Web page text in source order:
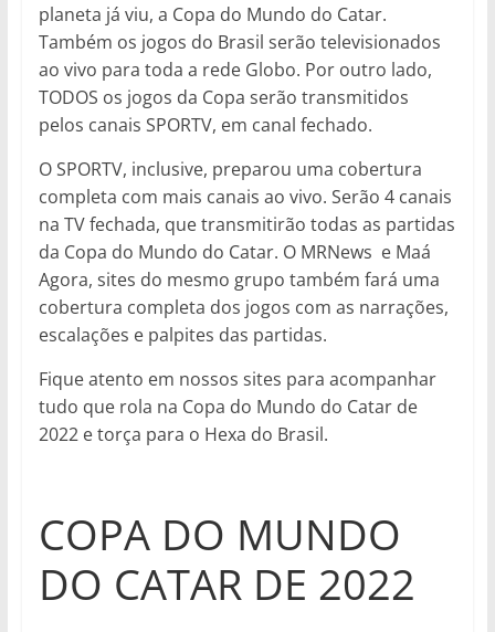
planeta já viu, a Copa do Mundo do Catar.
Também os jogos do Brasil serão televisionados
ao vivo para toda a rede Globo. Por outro lado,
TODOS os jogos da Copa serão transmitidos
pelos canais SPORTV, em canal fechado.
O SPORTV, inclusive, preparou uma cobertura
completa com mais canais ao vivo. Serão 4 canais
na TV fechada, que transmitirão todas as partidas
da Copa do Mundo do Catar. O MRNews e Maá
Agora, sites do mesmo grupo também fará uma
cobertura completa dos jogos com as narrações,
escalações e palpites das partidas.
Fique atento em nossos sites para acompanhar
tudo que rola na Copa do Mundo do Catar de
2022 e torça para o Hexa do Brasil.
COPA DO MUNDO
DO CATAR DE 2022